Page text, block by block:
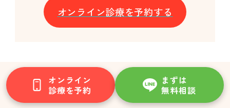
オンライン診療を予約する
オンライン
診療を予約
まずは
無料相談